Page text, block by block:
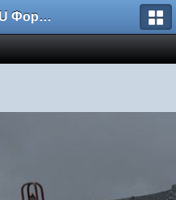
ARMA3.RU Форум